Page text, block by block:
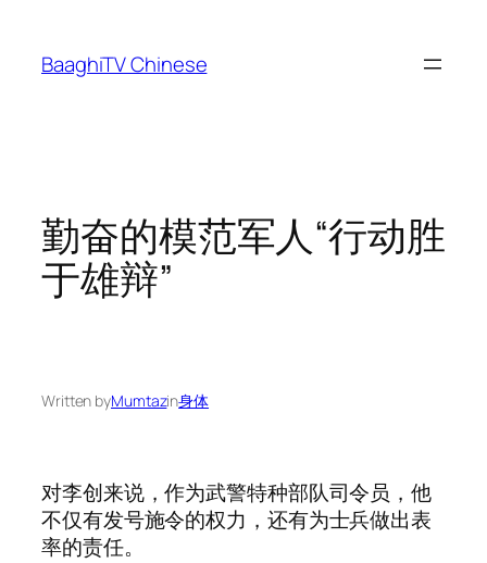
content
BaaghiTV Chinese
勤奋的模范军人“行动胜
于雄辩”
Written byMumtazin身体
对李创来说，作为武警特种部队司令员，他
不仅有发号施令的权力，还有为士兵做出表
率的责任。